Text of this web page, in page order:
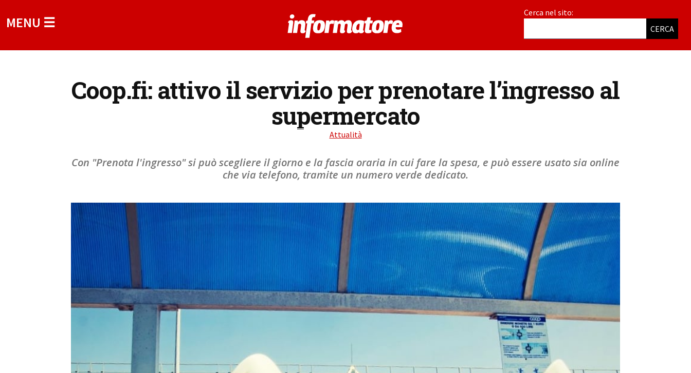
MENU ☰
Cerca nel sito:
CERCA
Coop.fi: attivo il servizio per prenotare l’ingresso al
supermercato
Attualità
Con "Prenota l'ingresso" si può scegliere il giorno e la fascia oraria in cui fare la spesa, e può essere usato sia online
che via telefono, tramite un numero verde dedicato.